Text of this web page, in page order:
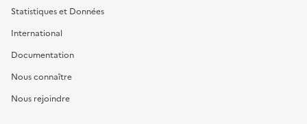
Statistiques et Données
International
Documentation
Nous connaître
Nous rejoindre